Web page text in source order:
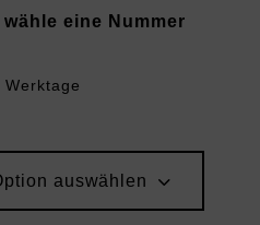
eine Nummer
auswählen